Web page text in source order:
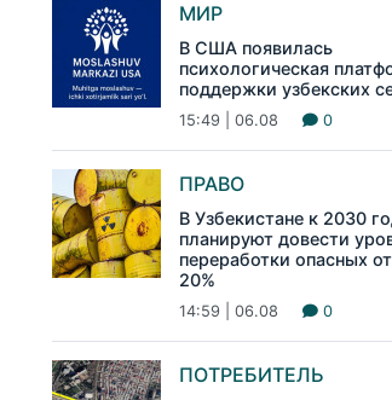
МИР
В США появилась
психологическая
поддержки узбекских
15:49 | 06.08 0
ПРАВО
В Узбекистане к 2030
планируют довести
переработки опасных
20%
14:59 | 06.08 0
ПОТРЕБИТЕЛЬ